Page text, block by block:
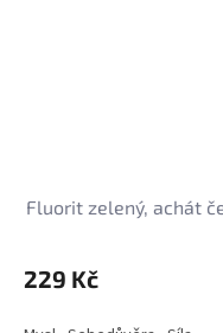
Fluorit zelený, achát
229 Kč